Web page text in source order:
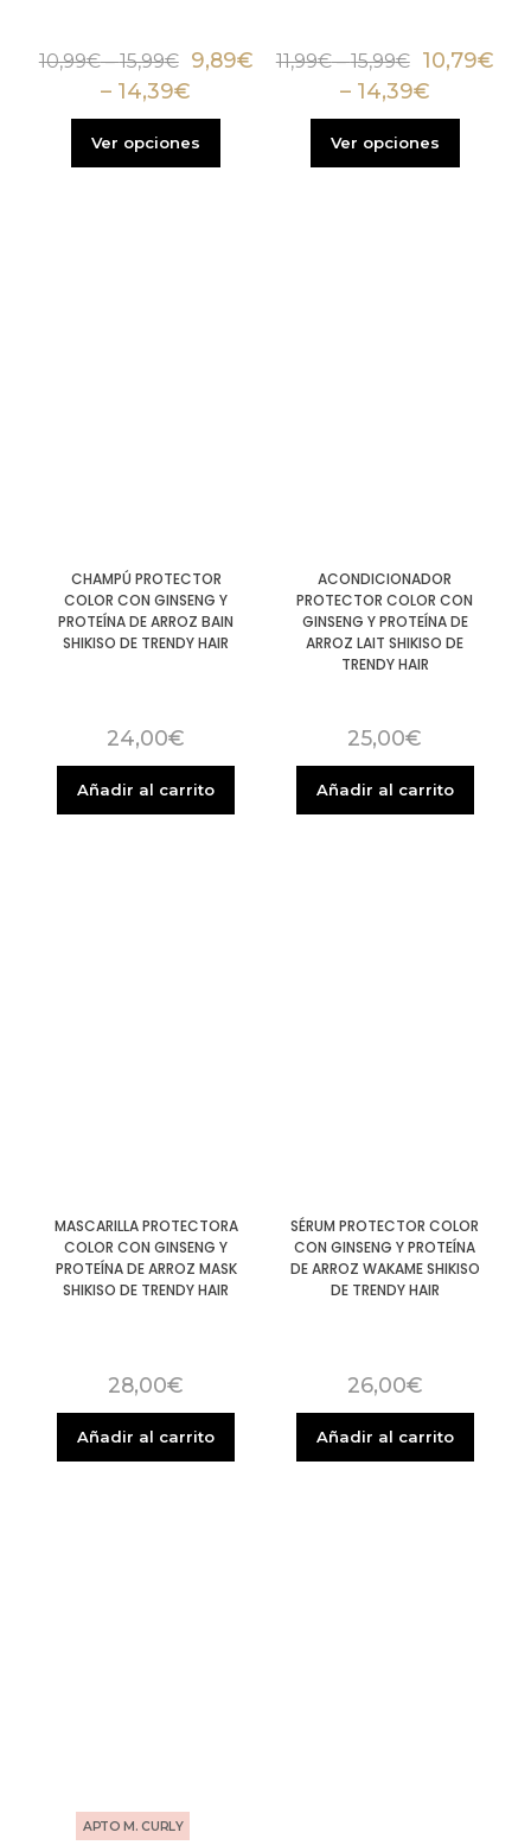
10,99€–15,99€ 9,89€
– 14,39€
Ver opciones
11,99€–15,99€ 10,79€
– 14,39€
Ver opciones
CHAMPÚ PROTECTOR
COLOR CON GINSENG Y
PROTEÍNA DE ARROZ BAIN
SHIKISO DE TRENDY HAIR
24,00€
Añadir al carrito
ACONDICIONADOR
PROTECTOR COLOR CON
GINSENG Y PROTEÍNA DE
ARROZ LAIT SHIKISO DE
TRENDY HAIR
25,00€
Añadir al carrito
MASCARILLA PROTECTORA
COLOR CON GINSENG Y
PROTEÍNA DE ARROZ MASK
SHIKISO DE TRENDY HAIR
28,00€
Añadir al carrito
SÉRUM PROTECTOR COLOR
CON GINSENG Y PROTEÍNA
DE ARROZ WAKAME SHIKISO
DE TRENDY HAIR
26,00€
Añadir al carrito
APTO M. CURLY